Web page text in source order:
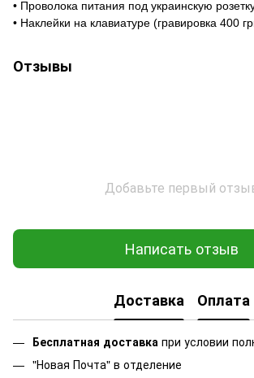
• Проволока питания под украинскую
• Наклейки на клавиатуре (гравировка 400
Отзывы
Добавьте первый
Написать отзыв
Доставка Оплата
Бесплатная доставка при условии
"Новая Почта" в отделение